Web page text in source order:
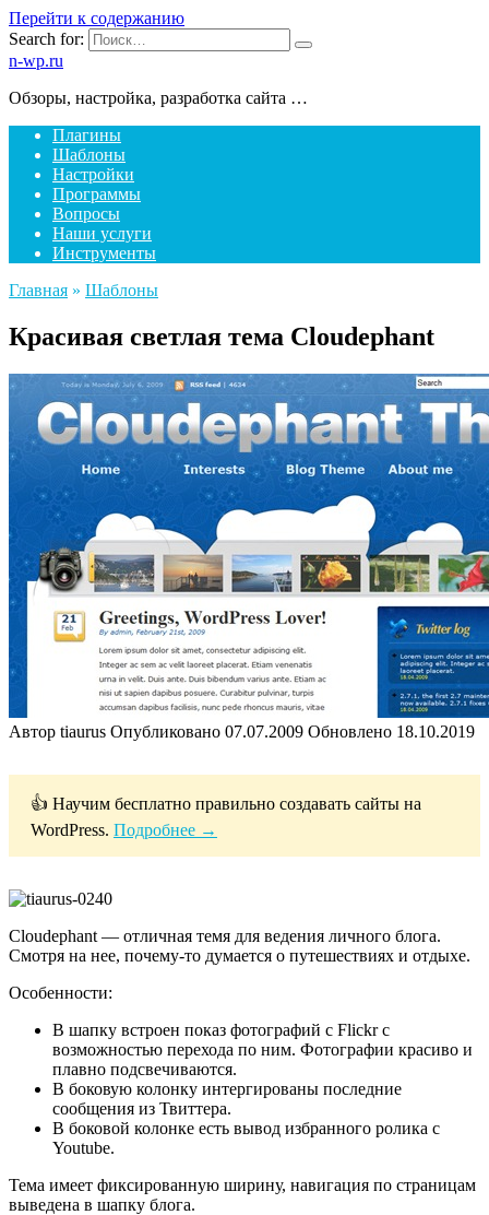
Перейти к содержанию
Search for:
n-wp.ru
Обзоры, настройка, разработка сайта …
Плагины
Шаблоны
Настройки
Программы
Вопросы
Наши услуги
Инструменты
Главная » Шаблоны
Красивая светлая тема Cloudephant
Автор tiaurus Опубликовано 07.07.2009 Обновлено 18.10.2019
👍 Научим бесплатно правильно создавать сайты на
WordPress. Подробнее →
Cloudephant — отличная темя для ведения личного блога.
Смотря на нее, почему-то думается о путешествиях и отдыхе.
Особенности:
В шапку встроен показ фотографий с Flickr с
возможностью перехода по ним. Фотографии красиво и
плавно подсвечиваются.
В боковую колонку интергированы последние
сообщения из Твиттера.
В боковой колонке есть вывод избранного ролика с
Youtube.
Тема имеет фиксированную ширину, навигация по страницам
выведена в шапку блога.